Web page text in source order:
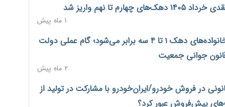
بانک‌ها؛ شمشیر دولبه مهار تورم و تأمین مالی
از بانک‌ها و بودجه آغاز می‌شود؛ نسخه انضباط
شد؛ ارز و عوارض گمرکی قدرت خرید مردم را نشانه
دهک‌های چهارم تا نهم واریز شد
۱ ماه پیش
یارانه خانواده‌های دهک ۱ تا ۴ سه برابر می‌شود؛ گام عملی دولت
جوانی جمعیت
۲ ماه پیش
در فروش خودرو/ایران‌خودرو با مشارکت در تولید از
پیش‌فروش عبور کرد؟